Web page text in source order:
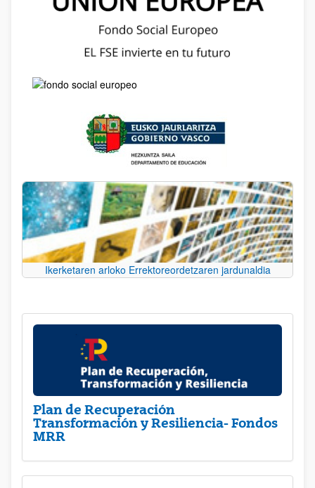
Ikerketaren arloko Errektoreordetzaren jardunaldia
Plan de Recuperación
Transformación y Resiliencia- Fondos
MRR